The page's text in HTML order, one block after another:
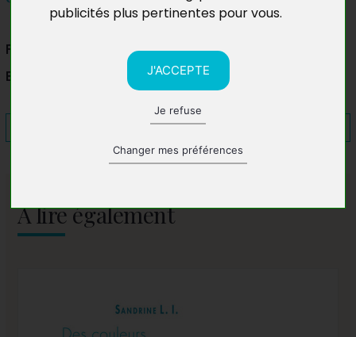
publicités plus pertinentes pour vous.
J'ACCEPTE
Je refuse
Changer mes préférences
Fête de la Pomme
Bruxelles, Belgique
A lire également